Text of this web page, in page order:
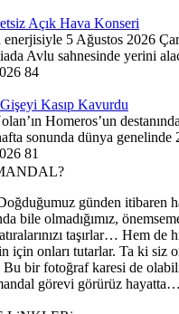
Açık Hava Konseri
5 Ağustos 2026
Avlu sahnesinde yerini
84
Kasıp Kavurdu
Homeros’un
sonunda dünya genelinde
81
günden itibaren
bile olmadığımız,
taşırlar… Hem de
için onları tutarlar. Ta ki siz
Bu bir fotoğraf karesi de
görevi görürüz hayatta…